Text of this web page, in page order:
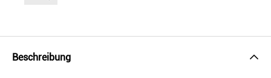
Beschreibung